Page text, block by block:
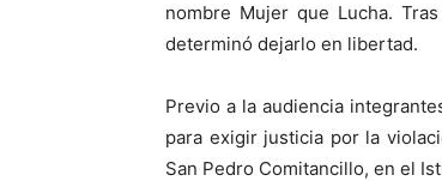
nombre Mujer que Lucha.
determinó dejarlo en libertad.
Previo a la audiencia
para exigir justicia por la
San Pedro Comitancillo, en el